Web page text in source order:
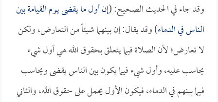
وقد جاء في الحديث الصحيح: (إن أول ما يقضى يوم القيامة بين
الناس في الدماء) وقد يقال: إن بينهما شيئاً من التعارض، ولكن
لا تعارض؛ لأن الصلاة فيما يتعلق بحقوق الله هي أول شيء
يحاسب عليه، وأول شيء فيما يكون بين الناس يقضى ويحاسب
فيما بينهم في الدماء، فيكون الأول يحمل على حقوق الله، والثاني